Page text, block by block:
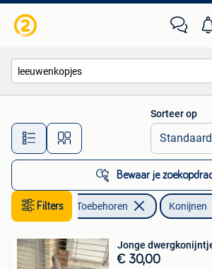
Alle afstanden…
Sorteer op
Bewaar je
Filters
Dieren en Toebehoren Konijnen
Jonge
€ 30,00